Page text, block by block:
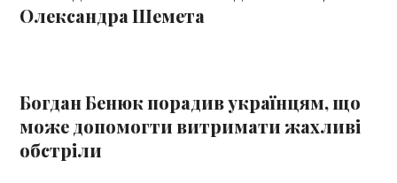
Олександра Шемета
Богдан Бенюк порадив українцям, що
може допомогти витримати жахливі
обстріли